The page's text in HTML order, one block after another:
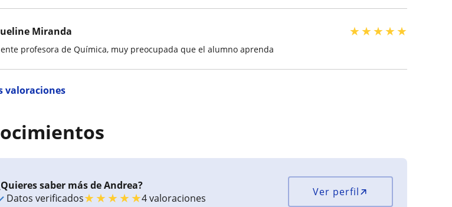
Miranda ★★★★★
profesora de Química, muy preocupada que el alumno aprenda
valoraciones
saber más de Andrea?
Datos verificados★★★★★4 valoraciones Ver perfil